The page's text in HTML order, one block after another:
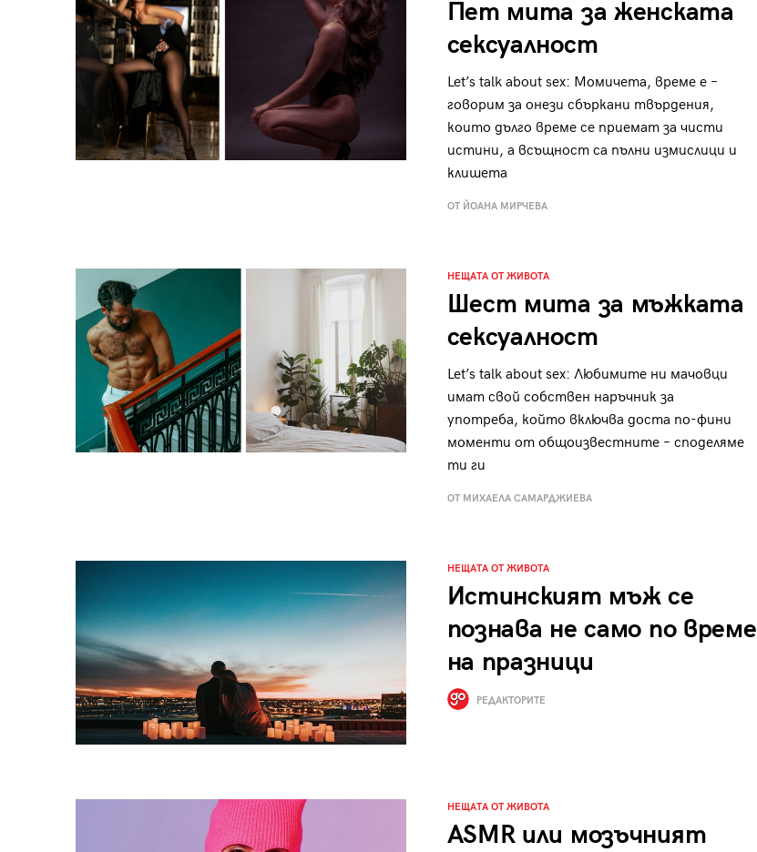
Пет мита за женската
сексуалност
Let’s talk about sex: Момичета, време е –
говорим за онези сбъркани твърдения,
които дълго време се приемат за чисти
истини, а всъщност са пълни измислици и
клишета
ОТ ЙОАНА МИРЧЕВА
НЕЩАТА ОТ ЖИВОТА
Шест мита за мъжката
сексуалност
Let’s talk about sex: Любимите ни мачовци
имат свой собствен наръчник за
употреба, който включва доста по-фини
моменти от общоизвестните – споделяме
ти ги
ОТ МИХАЕЛА САМАРДЖИЕВА
НЕЩАТА ОТ ЖИВОТА
Истинският мъж се
познава не само по време
на празници
РЕДАКТОРИТЕ
НЕЩАТА ОТ ЖИВОТА
ASMR или мозъчният